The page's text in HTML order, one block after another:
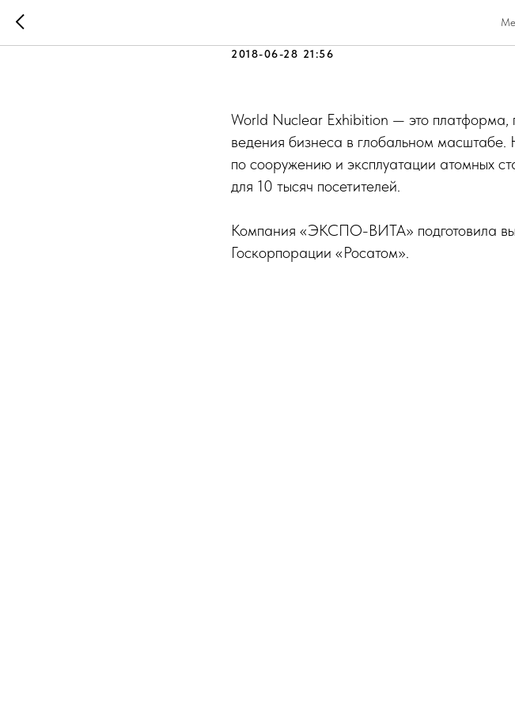
World Nuclear
2018-06-28 21:56
World Nuclear Exhibition — это
ведения бизнеса в глобальном
по сооружению и эксплуатации атомных
для 10 тысяч посетителей.
Компания «ЭКСПО-ВИТА» подготовила
Госкорпорации «Росатом».